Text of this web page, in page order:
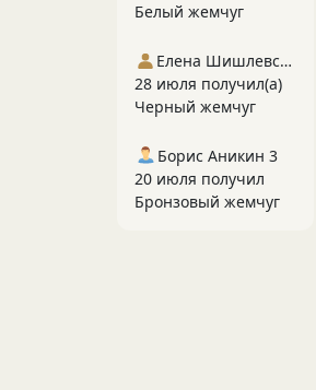
Белый жемчуг
Елена Шишлевская
28 июля получил(а)
Черный жемчуг
Борис Аникин 3
20 июля получил
Бронзовый жемчуг